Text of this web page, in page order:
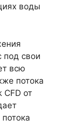
воды
под свои
всю
потока
от